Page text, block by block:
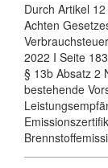
Durch Artikel
Achten
2022 I Seite
§ 13b Absatz 2
bestehende